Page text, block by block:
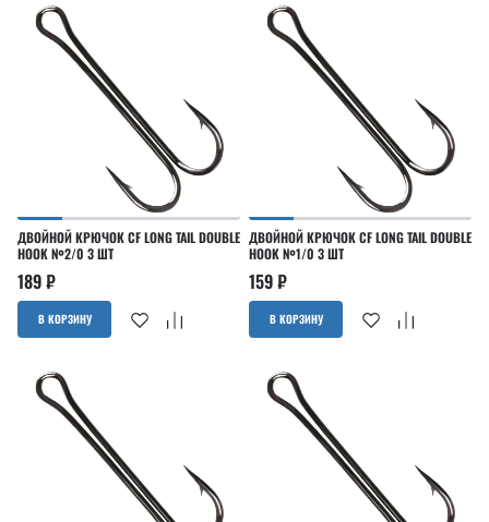
ДВОЙНОЙ КРЮЧОК CF LONG TAIL DOUBLE
HOOK №2/0 3 ШТ
189₽
В КОРЗИНУ
ДВОЙНОЙ КРЮЧОК CF LONG TAIL DOUBLE
HOOK №1/0 3 ШТ
159₽
В КОРЗИНУ